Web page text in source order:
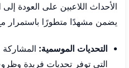
الأحداث اللاعبين على العودة إلى
يضمن مشهدًا متطورًا باستمرار
التحديات الموسمية:
التي توفر تحديات فريدة